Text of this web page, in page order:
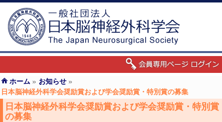
ホーム » お知らせ »
日本脳神経外科学会奨励賞および学会奨励賞・特別賞の募集
日本脳神経外科学会奨励賞および学会奨励賞・特別賞
の募集